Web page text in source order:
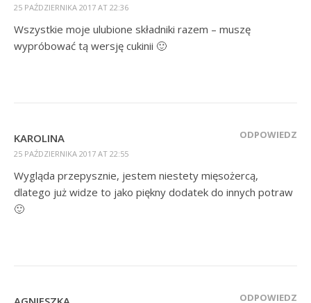
25 PAŹDZIERNIKA 2017 AT 22:36
Wszystkie moje ulubione składniki razem – muszę
wypróbować tą wersję cukinii 🙂
KAROLINA
25 PAŹDZIERNIKA 2017 AT 22:55
ODPOWIEDZ
Wygląda przepysznie, jestem niestety mięsożercą,
dlatego już widze to jako piękny dodatek do innych potraw
🙂
ODPOWIEDZ